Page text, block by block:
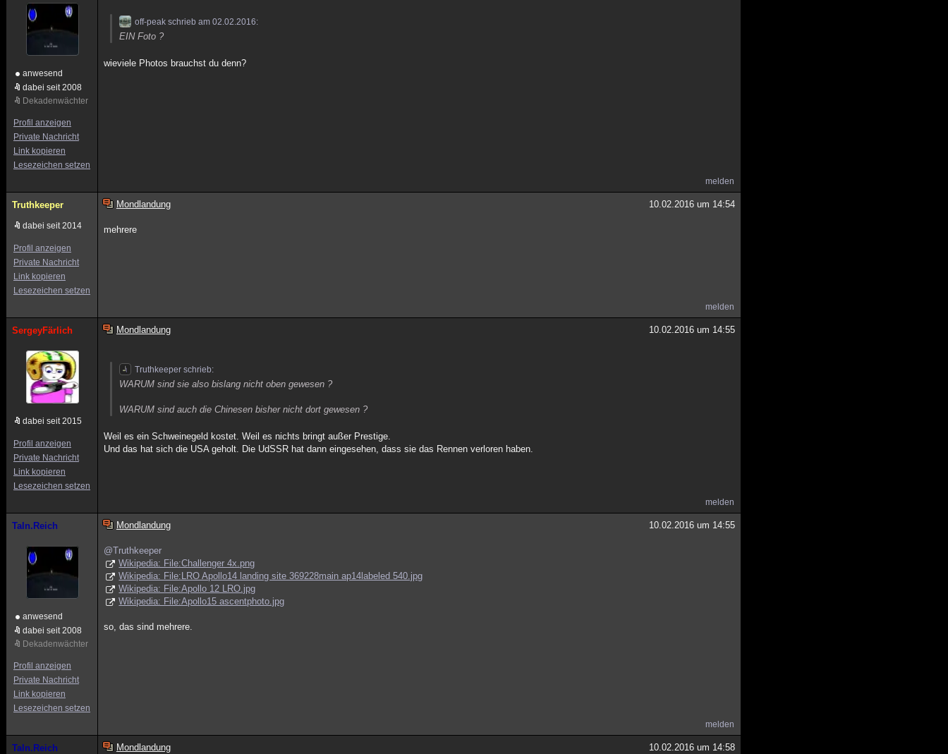
anwesend
dabei seit 2008
Dekadenwächter
Profil anzeigen
Private Nachricht
Link kopieren
Lesezeichen setzen
off-peak schrieb am 02.02.2016:
EIN Foto ?
wieviele Photos brauchst du denn?
melden
Truthkeeper
dabei seit 2014
Profil anzeigen
Private Nachricht
Link kopieren
Lesezeichen setzen
Mondlandung 10.02.2016 um 14:54
mehrere
melden
SergeyFärlich
dabei seit 2015
Profil anzeigen
Private Nachricht
Link kopieren
Lesezeichen setzen
Mondlandung 10.02.2016 um 14:55
Truthkeeper schrieb:
WARUM sind sie also bislang nicht oben gewesen ?
WARUM sind auch die Chinesen bisher nicht dort gewesen ?
Weil es ein Schweinegeld kostet. Weil es nichts bringt außer Prestige.
Und das hat sich die USA geholt. Die UdSSR hat dann eingesehen, dass sie das Rennen verloren haben.
melden
Taln.Reich
anwesend
dabei seit 2008
Dekadenwächter
Profil anzeigen
Private Nachricht
Link kopieren
Lesezeichen setzen
Mondlandung 10.02.2016 um 14:55
@Truthkeeper
Wikipedia: File:Challenger 4x.png
Wikipedia: File:LRO Apollo14 landing site 369228main ap14labeled 540.jpg
Wikipedia: File:Apollo 12 LRO.jpg
Wikipedia: File:Apollo15 ascentphoto.jpg
so, das sind mehrere.
melden
Taln.Reich Mondlandung 10.02.2016 um 14:58